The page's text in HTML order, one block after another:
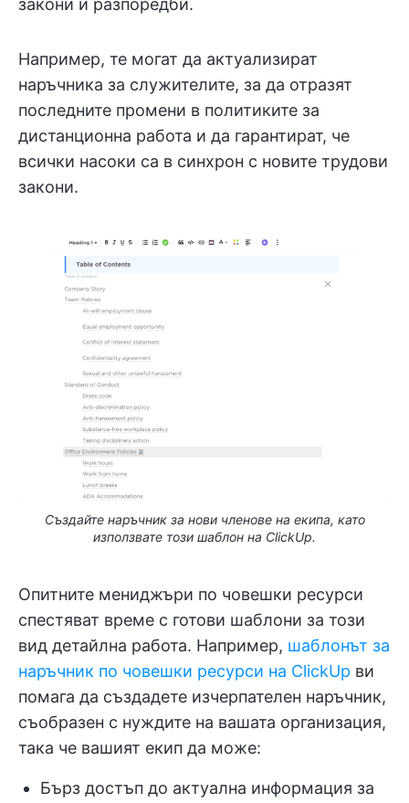
закони и разпоредби.
Например, те могат да актуализират
наръчника за служителите, за да отразят
последните промени в политиките за
дистанционна работа и да гарантират, че
всички насоки са в синхрон с новите трудови
закони.
Създайте наръчник за нови членове на екипа, като
използвате този шаблон на ClickUp.
Опитните мениджъри по човешки ресурси
спестяват време с готови шаблони за този
вид детайлна работа. Например, шаблонът за
наръчник по човешки ресурси на ClickUp ви
помага да създадете изчерпателен наръчник,
съобразен с нуждите на вашата организация,
така че вашият екип да може:
Бърз достъп до актуална информация за